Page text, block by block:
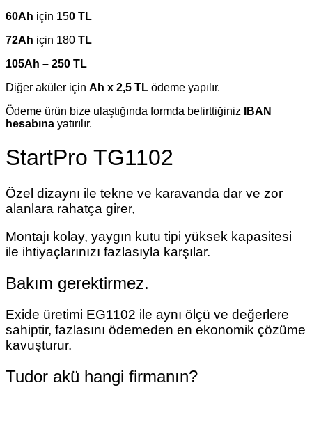
60Ah için 150 TL
72Ah için 180 TL
105Ah – 250 TL
Diğer aküler için Ah x 2,5 TL ödeme yapılır.
Ödeme ürün bize ulaştığında formda belirttiğiniz
IBAN
hesabına yatırılır.
StartPro TG1102
Özel dizaynı ile tekne ve karavanda dar ve zor
alanlara rahatça girer,
Montajı kolay, yaygın kutu tipi yüksek kapasitesi
ile ihtiyaçlarınızı fazlasıyla karşılar.
Bakım gerektirmez.
Exide üretimi EG1102 ile aynı ölçü ve değerlere
sahiptir, fazlasını ödemeden en ekonomik çözüme
kavuşturur.
Tudor akü hangi firmanın?